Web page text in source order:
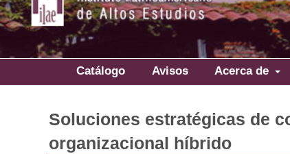
Catálogo Avisos Acerca de
Soluciones estratégicas de
organizacional híbrido